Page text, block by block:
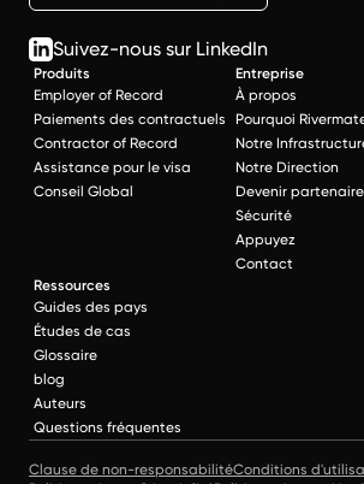
Suivez-nous sur LinkedIn
Produits
Employer of Record
Paiements des contractuels
Contractor of Record
Assistance pour le visa
Conseil Global
Entreprise
À propos
Pourquoi
Notre
Notre Direction
Devenir partenaire
Sécurité
Appuyez
Contact
Ressources
Guides des pays
Études de cas
Glossaire
blog
Auteurs
Questions fréquentes
Clause de non-responsabilitéConditions